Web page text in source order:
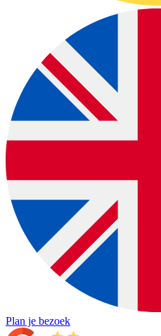
Plan je bezoek